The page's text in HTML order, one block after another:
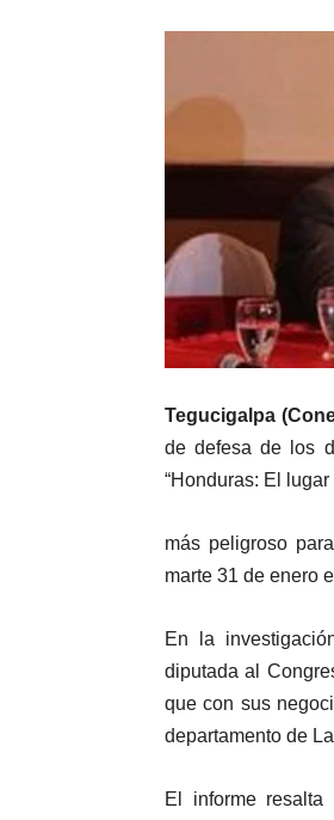
Tegucigalpa
de defesa de los
“Honduras: El lugar
más peligroso
marte 31 de enero
En la
diputada al
que con sus
departamento de
El informe